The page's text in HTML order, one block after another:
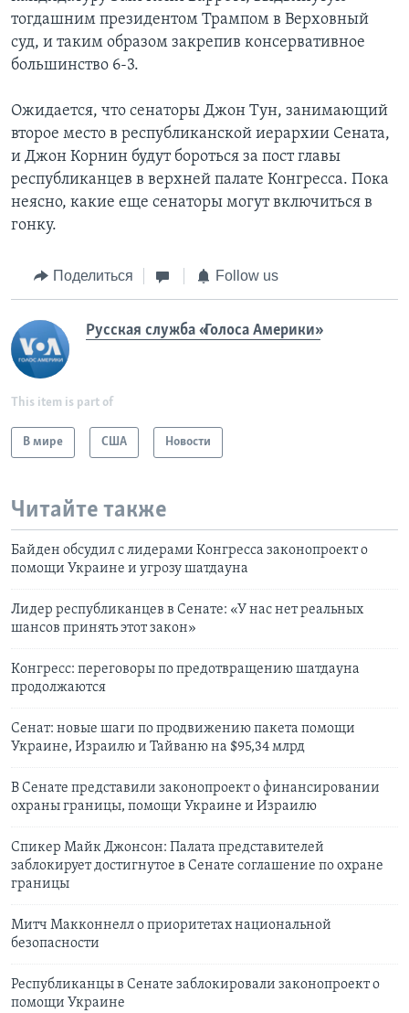
тогдашним президентом Трампом в Верховный
суд, и таким образом закрепив консервативное
большинство 6-3.
Ожидается, что сенаторы Джон Тун, занимающий
второе место в республиканской иерархии Сената,
и Джон Корнин будут бороться за пост главы
республиканцев в верхней палате Конгресса. Пока
неясно, какие еще сенаторы могут включиться в
гонку.
Поделиться Follow us
Русская служба «Голоса Америки»
This item is part of
В мире США Новости
Читайте также
Байден обсудил с лидерами Конгресса законопроект о
помощи Украине и угрозу шатдауна
Лидер республиканцев в Сенате: «У нас нет реальных
шансов принять этот закон»
Конгресс: переговоры по предотвращению шатдауна
продолжаются
Сенат: новые шаги по продвижению пакета помощи
Украине, Израилю и Тайваню на $95,34 млрд
В Сенате представили законопроект о финансировании
охраны границы, помощи Украине и Израилю
Спикер Майк Джонсон: Палата представителей
заблокирует достигнутое в Сенате соглашение по охране
границы
Митч Макконнелл о приоритетах национальной
безопасности
Республиканцы в Сенате заблокировали законопроект о
помощи Украине